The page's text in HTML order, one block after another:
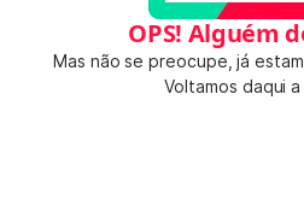
OPS! Alguém
Mas não se preocupe, já
Voltamos daqui